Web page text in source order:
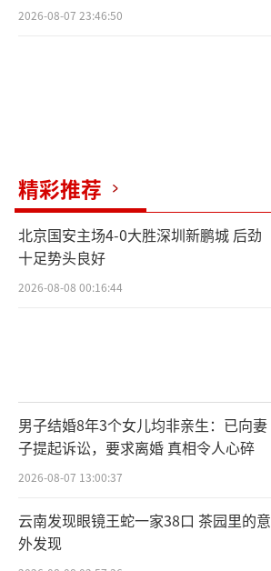
2026-08-07 23:46:50
精彩推荐
北京国安主场4-0大胜深圳新鹏城 后劲
十足势头良好
2026-08-08 00:16:44
男子结婚8年3个女儿均非亲生：已向妻
子提起诉讼，要求离婚 真相令人心碎
2026-08-07 13:00:37
云南发现眼镜王蛇一家38口 茶园里的意
外发现